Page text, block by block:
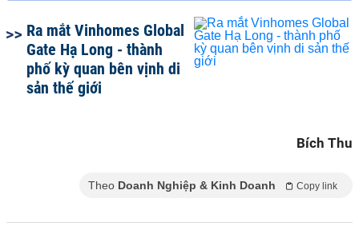
Ra mắt Vinhomes Global
Gate Hạ Long - thành
phố kỳ quan bên vịnh di
sản thế giới
Bích Thu
Theo Doanh Nghiệp & Kinh Doanh Copy link